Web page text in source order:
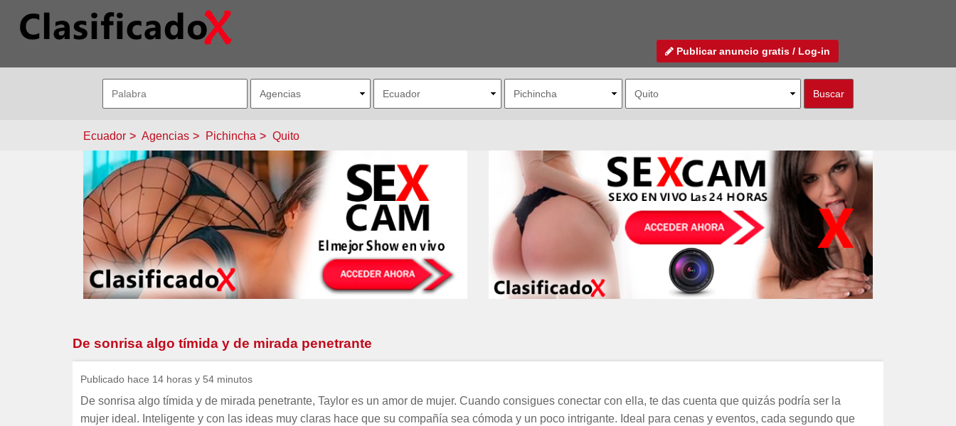
Publicar anuncio gratis / Log-in
Ecuador Agencias Pichincha Quito
De sonrisa algo tímida y de mirada penetrante
Publicado hace 14 horas y 54 minutos
De sonrisa algo tímida y de mirada penetrante, Taylor es un amor de mujer. Cuando consigues conectar con ella, te das cuenta que quizás podría ser la
mujer ideal. Inteligente y con las ideas muy claras hace que su compañía sea cómoda y un poco intrigante. Ideal para cenas y eventos, cada segundo que